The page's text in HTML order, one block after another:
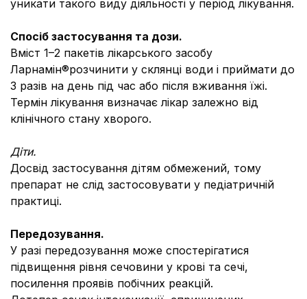
уникати такого виду діяльності у період лікування.
Спосіб застосування та дози.
Вміст 1–2 пакетів лікарського засобу
Ларнамін®розчинити у склянці води і приймати до
3 разів на день під час або після вживання їжі.
Термін лікування визначає лікар залежно від
клінічного стану хворого.
Діти.
Досвід застосування дітям обмежений, тому
препарат не слід застосовувати у педіатричній
практиці.
Передозування.
У разі передозування може спостерігатися
підвищення рівня сечовини у крові та сечі,
посилення проявів побічних реакцій.